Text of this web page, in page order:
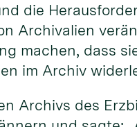
die
Archivalien
machen, dass
im Archiv
Archivs des